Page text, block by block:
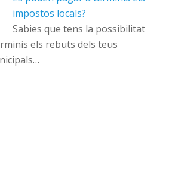
impostos locals?
Sabies que tens la possibilitat
els rebuts dels teus